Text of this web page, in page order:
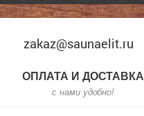
zakaz@saunaelit.ru
ОПЛАТА И ДОСТАВКА
с нами удобно!